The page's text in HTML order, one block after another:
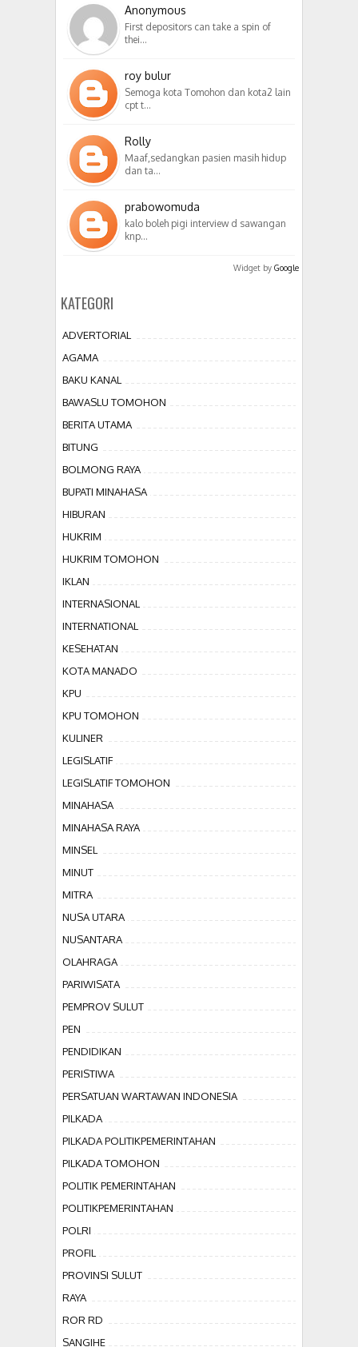
Anonymous
First depositors can take a spin of
thei…
roy bulur
Semoga kota Tomohon dan kota2 lain
cpt t…
Rolly
Maaf,sedangkan pasien masih hidup
dan ta…
prabowomuda
kalo boleh pigi interview d sawangan
knp…
Widget by Google
KATEGORI
ADVERTORIAL
AGAMA
BAKU KANAL
BAWASLU TOMOHON
BERITA UTAMA
BITUNG
BOLMONG RAYA
BUPATI MINAHASA
HIBURAN
HUKRIM
HUKRIM TOMOHON
IKLAN
INTERNASIONAL
INTERNATIONAL
KESEHATAN
KOTA MANADO
KPU
KPU TOMOHON
KULINER
LEGISLATIF
LEGISLATIF TOMOHON
MINAHASA
MINAHASA RAYA
MINSEL
MINUT
MITRA
NUSA UTARA
NUSANTARA
OLAHRAGA
PARIWISATA
PEMPROV SULUT
PEN
PENDIDIKAN
PERISTIWA
PERSATUAN WARTAWAN INDONESIA
PILKADA
PILKADA POLITIKPEMERINTAHAN
PILKADA TOMOHON
POLITIK PEMERINTAHAN
POLITIKPEMERINTAHAN
POLRI
PROFIL
PROVINSI SULUT
RAYA
ROR RD
SANGIHE